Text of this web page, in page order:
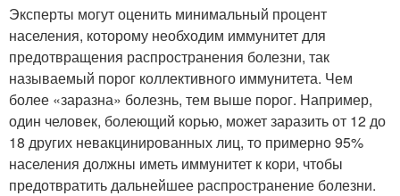
Эксперты могут оценить минимальный процент
населения, которому необходим иммунитет для
предотвращения распространения болезни, так
называемый порог коллективного иммунитета. Чем
более «заразна» болезнь, тем выше порог. Например,
один человек, болеющий корью, может заразить от 12 до
18 других невакцинированных лиц, то примерно 95%
населения должны иметь иммунитет к кори, чтобы
предотвратить дальнейшее распространение болезни.